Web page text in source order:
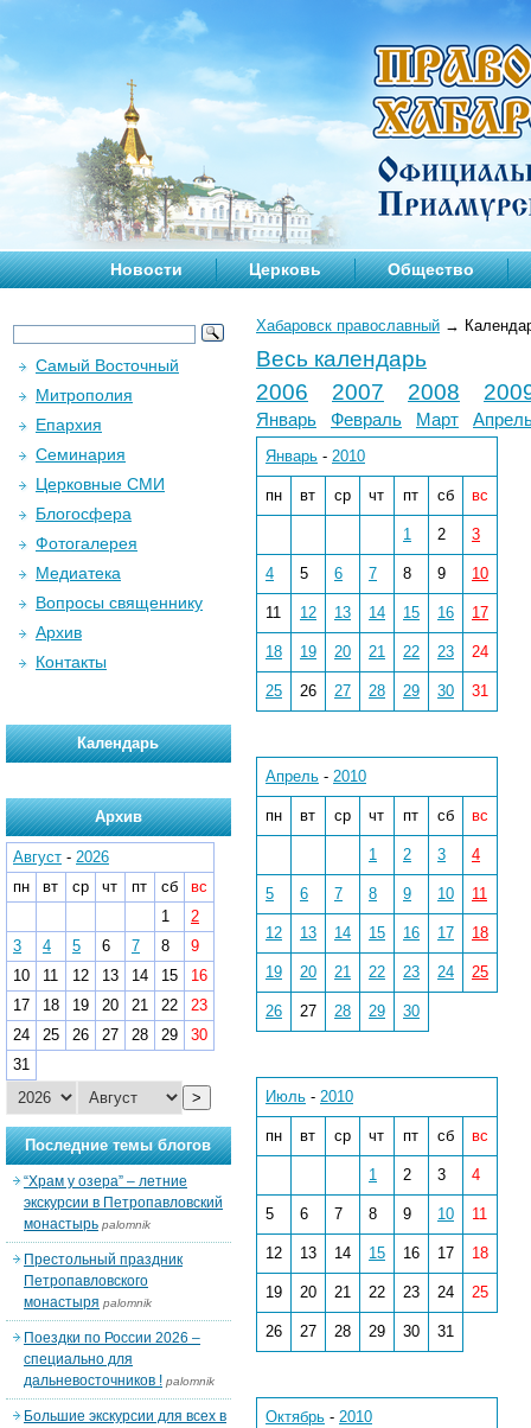
Новости Церковь Общество
Хабаровск православный →
Весь календарь
2006
2007 2008
Январь Февраль Март
Январь - 2010
пн вт ср чт пт сб вс
1 2 3
4 5 6 7 8 9 10
11 12 13 14 15 16 17
18 19 20 21 22 23 24
25 26 27 28 29 30 31
Апрель - 2010
пн вт ср чт пт сб вс
1 2 3 4
5 6 7 8 9 10 11
12 13 14 15 16 17 18
19 20 21 22 23 24 25
26 27 28 29 30
Июль - 2010
пн вт ср чт пт сб вс
1 2 3 4
5 6 7 8 9 10 11
12 13 14 15 16 17 18
19 20 21 22 23 24 25
26 27 28 29 30 31
Октябрь - 2010
Самый Восточный
Митрополия
Епархия
Семинария
Церковные СМИ
Блогосфера
Фотогалерея
Медиатека
Вопросы священнику
Архив
Контакты
Календарь
Архив
Август - 2026
пн
вт ср чт пт сб
вс
1
2
3
4 5 6 7 8
9
10
11 12 13 14 15
16
17
18 19 20 21 22
23
24
25 26 27 28 29
30
31
>
Последние темы блогов
“Храм у озера” – летние
экскурсии в Петропавловский
монастырь palomnik
Престольный праздник
Петропавловского
монастыря palomnik
Поездки по России 2026 –
специально для
дальневосточников ! palomnik
Большие экскурсии для всех в